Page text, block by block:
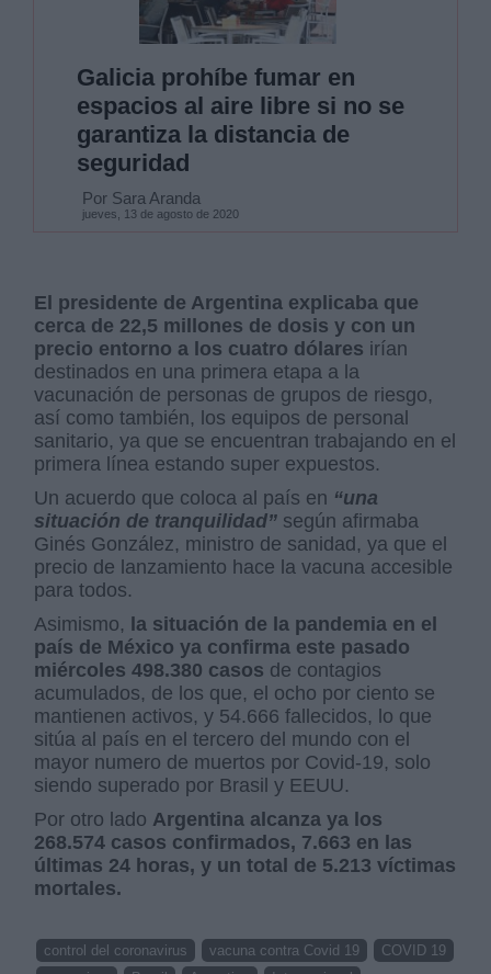
Galicia prohíbe fumar en
espacios al aire libre si no se
garantiza la distancia de
seguridad
Por Sara Aranda
jueves, 13 de agosto de 2020
El presidente de Argentina explicaba que
cerca de 22,5 millones de dosis y con un
precio entorno a los cuatro dólares irían
destinados en una primera etapa a la
vacunación de personas de grupos de riesgo,
así como también, los equipos de personal
sanitario, ya que se encuentran trabajando en el
primera línea estando super expuestos.
Un acuerdo que coloca al país en “una
situación de tranquilidad” según afirmaba
Ginés González, ministro de sanidad, ya que el
precio de lanzamiento hace la vacuna accesible
para todos.
Asimismo, la situación de la pandemia en el
país de México ya confirma este pasado
miércoles 498.380 casos de contagios
acumulados, de los que, el ocho por ciento se
mantienen activos, y 54.666 fallecidos, lo que
sitúa al país en el tercero del mundo con el
mayor numero de muertos por Covid-19, solo
siendo superado por Brasil y EEUU.
Por otro lado Argentina alcanza ya los
268.574 casos confirmados, 7.663 en las
últimas 24 horas, y un total de 5.213 víctimas
mortales.
control del coronavirus vacuna contra Covid 19
COVID 19